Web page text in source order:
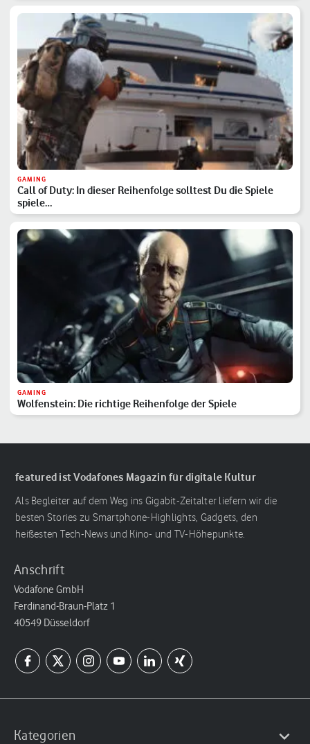
GAMING
Call of Duty: In dieser Reihenfolge solltest Du die Spiele
spiele…
GAMING
Wolfenstein: Die richtige Reihenfolge der Spiele
featured ist Vodafones Magazin für digitale Kultur
Als Begleiter auf dem Weg ins Gigabit-Zeitalter liefern wir die
besten Stories zu Smartphone-Highlights, Gadgets, den
heißesten Tech-News und Kino- und TV-Höhepunkte.
Anschrift
Vodafone GmbH
Ferdinand-Braun-Platz 1
40549 Düsseldorf
Kategorien